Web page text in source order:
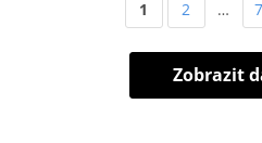
1 2 …
Zobrazit